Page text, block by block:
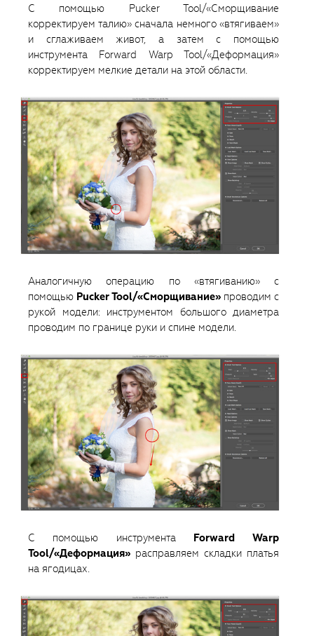
С помощью Pucker Tool/«Сморщивание
корректируем талию» сначала немного «втягиваем»
и сглаживаем живот, а затем с помощью
инструмента Forward Warp Tool/«Деформация»
корректируем мелкие детали на этой области.
Аналогичную операцию по «втягиванию» с
помощью Pucker Tool/«Сморщивание» проводим с
рукой модели: инструментом большого диаметра
проводим по границе руки и спине модели.
С помощью инструмента Forward Warp
Tool/«Деформация» расправляем складки платья
на ягодицах.